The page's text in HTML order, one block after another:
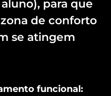
para que
zona de conforto
se atingem
funcional: